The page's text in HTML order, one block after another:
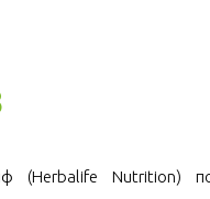
(Herbalife Nutrition)